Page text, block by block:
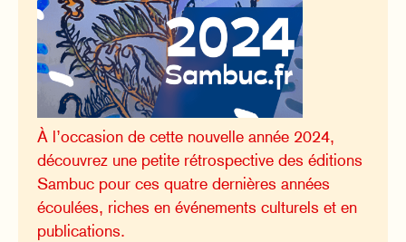
À l’occasion de cette nouvelle année 2024,
découvrez une petite rétrospective des éditions
Sambuc pour ces quatre dernières années
écoulées, riches en événements culturels et en
publications.